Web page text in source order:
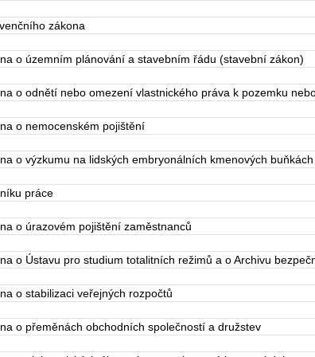
zákona
o územním plánování a stavebním řádu (stavební zákon)
o odnětí nebo omezení vlastnického práva k pozemku
o nemocenském pojištění
o výzkumu na lidských embryonálních kmenových
práce
o úrazovém pojištění zaměstnanců
o Ústavu pro studium totalitních režimů a o Archivu
o stabilizaci veřejných rozpočtů
o přeměnách obchodních společností a družstev